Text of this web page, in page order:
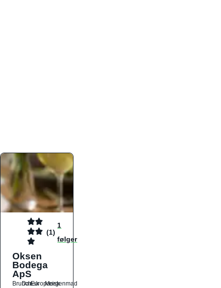
(1)
1
følger
Oksen
Bodega
ApS
Brunch
DanskEuropæiskMorgenmad